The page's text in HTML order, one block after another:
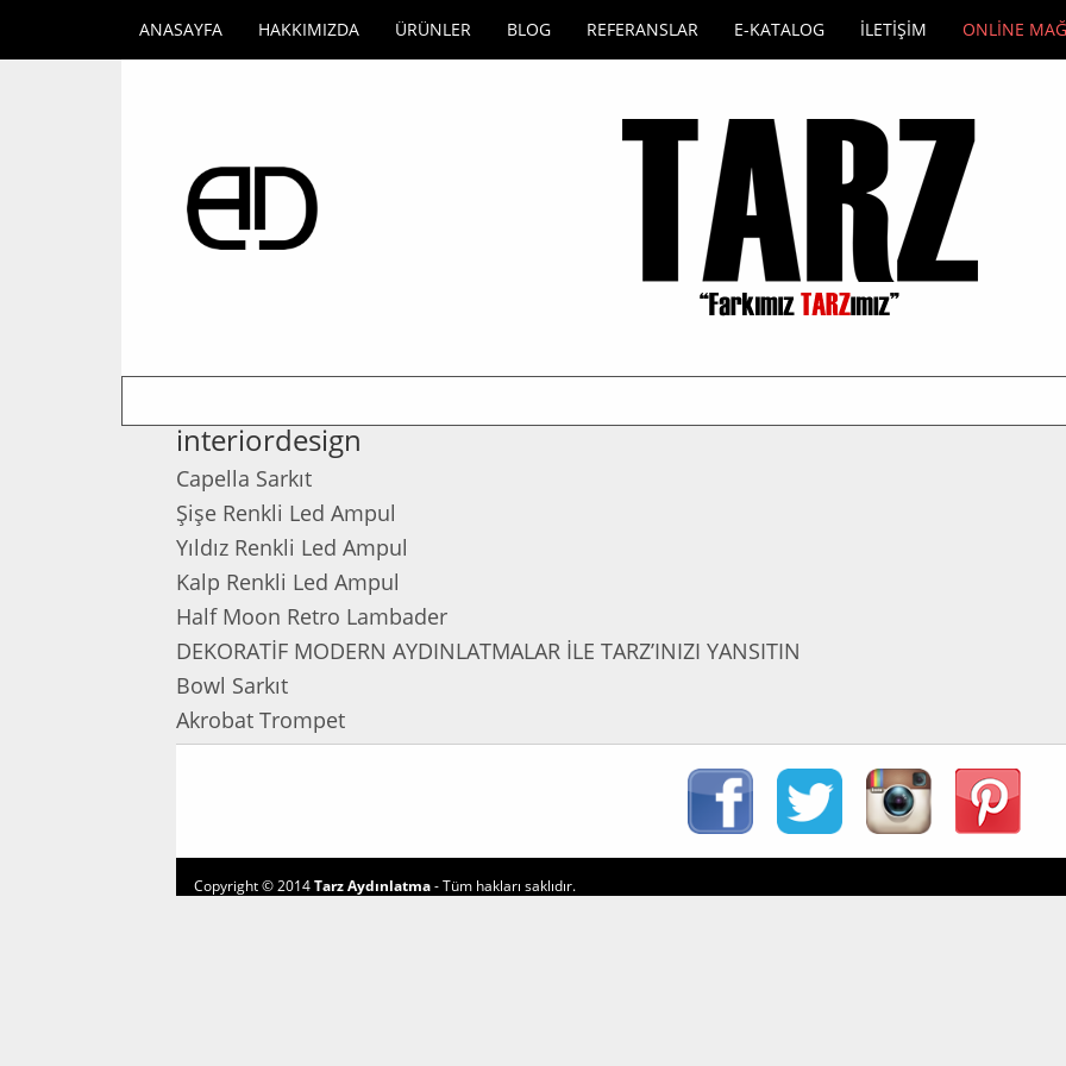
ANASAYFA HAKKIMIZDA ÜRÜNLER BLOG REFERANSLAR E-KATALOG İLETİŞİM ONLİNE
interiordesign
Capella Sarkıt
Şişe Renkli Led Ampul
Yıldız Renkli Led Ampul
Kalp Renkli Led Ampul
Half Moon Retro Lambader
DEKORATİF MODERN AYDINLATMALAR İLE TARZ’INIZI YANSITIN
Bowl Sarkıt
Akrobat Trompet
Copyright © 2014Tarz Aydınlatma- Tüm hakları saklıdır.